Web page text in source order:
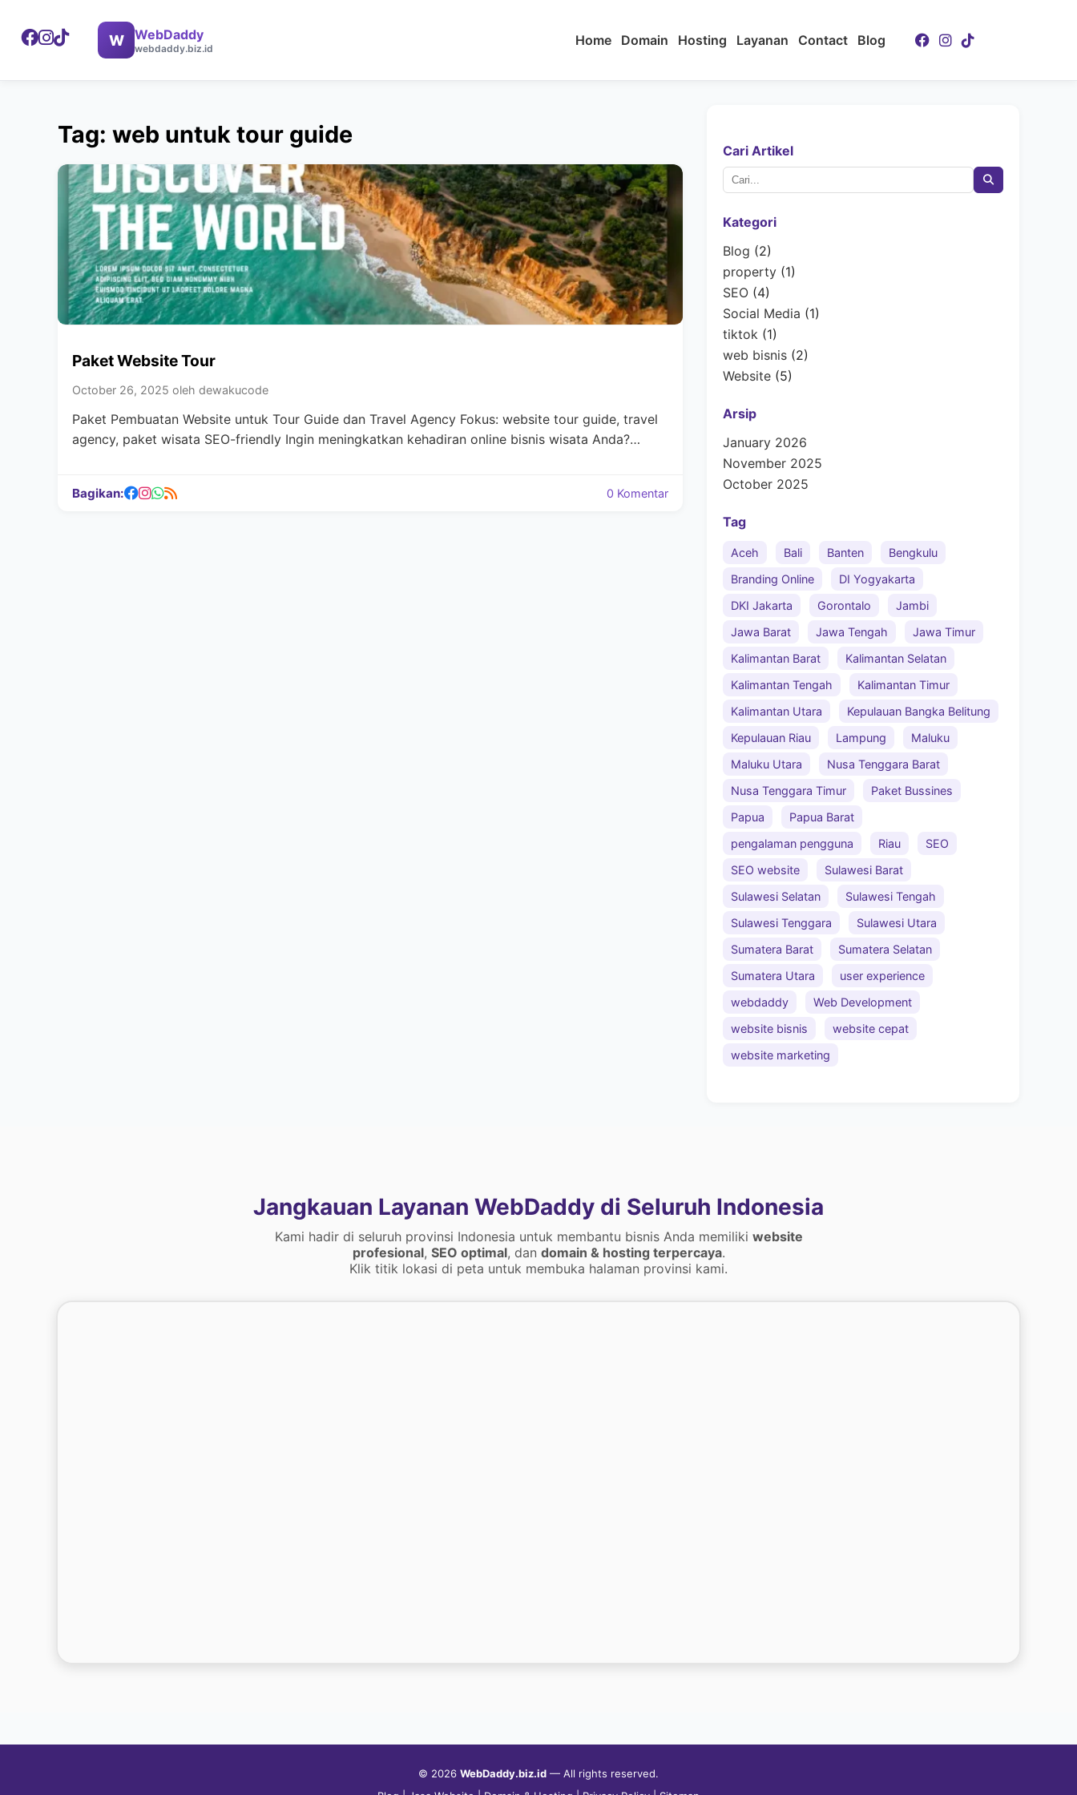
W WebDaddy
webdaddy.biz.id Home Domain Hosting Layanan Contact Blog
Tag: web untuk tour guide
Paket Website Tour
October 26, 2025 oleh dewakucode
Paket Pembuatan Website untuk Tour Guide dan Travel Agency Fokus: website tour guide, travel
agency, paket wisata SEO-friendly Ingin meningkatkan kehadiran online bisnis wisata Anda?…
Bagikan: 0 Komentar
Cari Artikel
Kategori
Blog (2)
property (1)
SEO (4)
Social Media (1)
tiktok (1)
web bisnis (2)
Website (5)
Arsip
January 2026
November 2025
October 2025
Tag
Aceh Bali Banten
Bengkulu
Branding Online
DI Yogyakarta
DKI Jakarta
Gorontalo
Jambi
Jawa Barat
Jawa Tengah
Jawa Timur
Kalimantan Barat
Kalimantan Selatan
Kalimantan Tengah
Kalimantan Timur
Kalimantan Utara
Kepulauan Bangka Belitung
Kepulauan Riau
Lampung
Maluku
Maluku Utara
Nusa Tenggara Barat
Nusa Tenggara Timur
Paket Bussines
Papua
Papua Barat
pengalaman pengguna
Riau
SEO
SEO website
Sulawesi Barat
Sulawesi Selatan
Sulawesi Tengah
Sulawesi Tenggara
Sulawesi Utara
Sumatera Barat
Sumatera Selatan
Sumatera Utara
user experience
webdaddy
Web Development
website bisnis
website cepat
website marketing
Jangkauan Layanan WebDaddy di Seluruh Indonesia
Kami hadir di seluruh provinsi Indonesia untuk membantu bisnis Anda memiliki website
profesional, SEO optimal, dan domain & hosting terpercaya.
Klik titik lokasi di peta untuk membuka halaman provinsi kami.
© 2026 WebDaddy.biz.id — All rights reserved.